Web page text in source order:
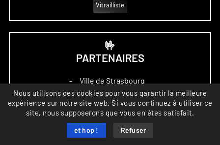
Vitrailliste
🤟
PARTENAIRES
– Ville de Strasbourg
– Crédit Mutuel
LetStras
– A.Kawaciw Rédactrice
Nous utilisons des cookies pour vous garantir la meilleure
expérience sur notre site web. Si vous continuez à utiliser ce
site, nous supposerons que vous en êtes satisfait.
et hop ! Refuser